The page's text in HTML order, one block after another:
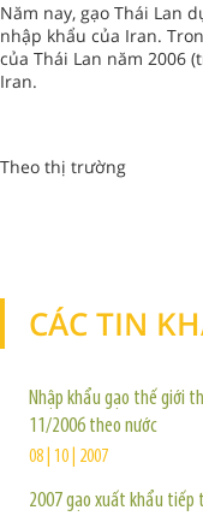
Năm nay, gạo Thái Lan
nhập khẩu của Iran.
của Thái Lan năm 2006
Iran.
Theo thị trường
CÁC TIN
Nhập khẩu gạo thế giới
11/2006 theo nước
08 | 10 | 2007
2007 gạo xuất khẩu tiếp